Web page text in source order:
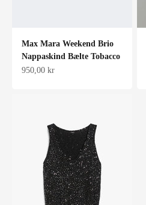
Max Mara Weekend Brio
Nappaskind Bælte Tobacco
Salgspris
950,00 kr